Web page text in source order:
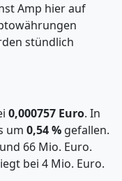
Amp hier auf
stündlich
0,000757 Euro. In
um 0,54 % gefallen.
66 Mio. Euro.
bei 4 Mio. Euro.